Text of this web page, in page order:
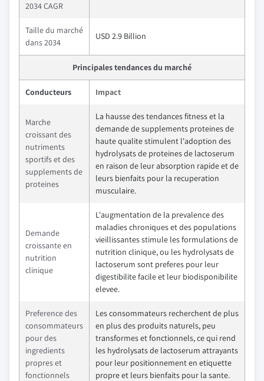
2034 CAGR
Taille du marché
dans 2034
USD 2.9 Billion
Principales tendances du marché
Conducteurs Impact
Marche
croissant des
nutriments
sportifs et des
supplements de
proteines
La hausse des tendances fitness et la
demande de supplements proteines de
haute qualite stimulent l'adoption des
hydrolysats de proteines de lactoserum
en raison de leur absorption rapide et de
leurs bienfaits pour la recuperation
musculaire.
Demande
croissante en
nutrition
clinique
L'augmentation de la prevalence des
maladies chroniques et des populations
vieillissantes stimule les formulations de
nutrition clinique, ou les hydrolysats de
lactoserum sont preferes pour leur
digestibilite facile et leur biodisponibilite
elevee.
Preference des
consommateurs
pour des
ingredients
propres et
fonctionnels
Les consommateurs recherchent de plus
en plus des produits naturels, peu
transformes et fonctionnels, ce qui rend
les hydrolysats de lactoserum attrayants
pour leur positionnement en etiquette
propre et leurs bienfaits pour la sante.